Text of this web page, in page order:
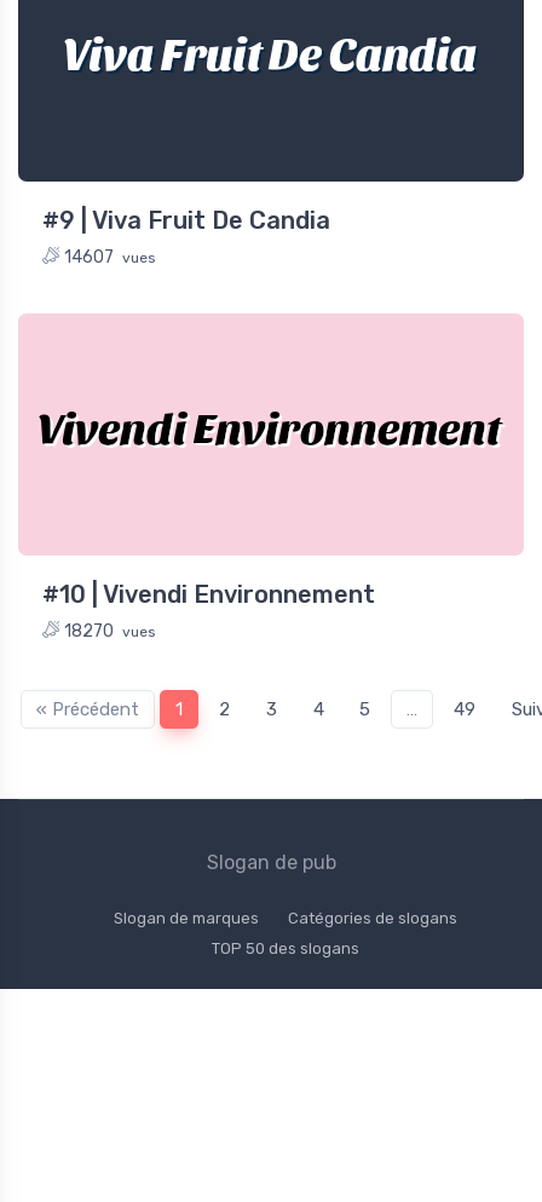
Viva Fruit De Candia
#9 | Viva Fruit De Candia
14607 vues
Vivendi Environnement
#10 | Vivendi Environnement
18270 vues
« Précédent 1 2 3 4 5 … 49
Slogan de pub
Slogan de marques
Catégories de slogans
TOP 50 des slogans